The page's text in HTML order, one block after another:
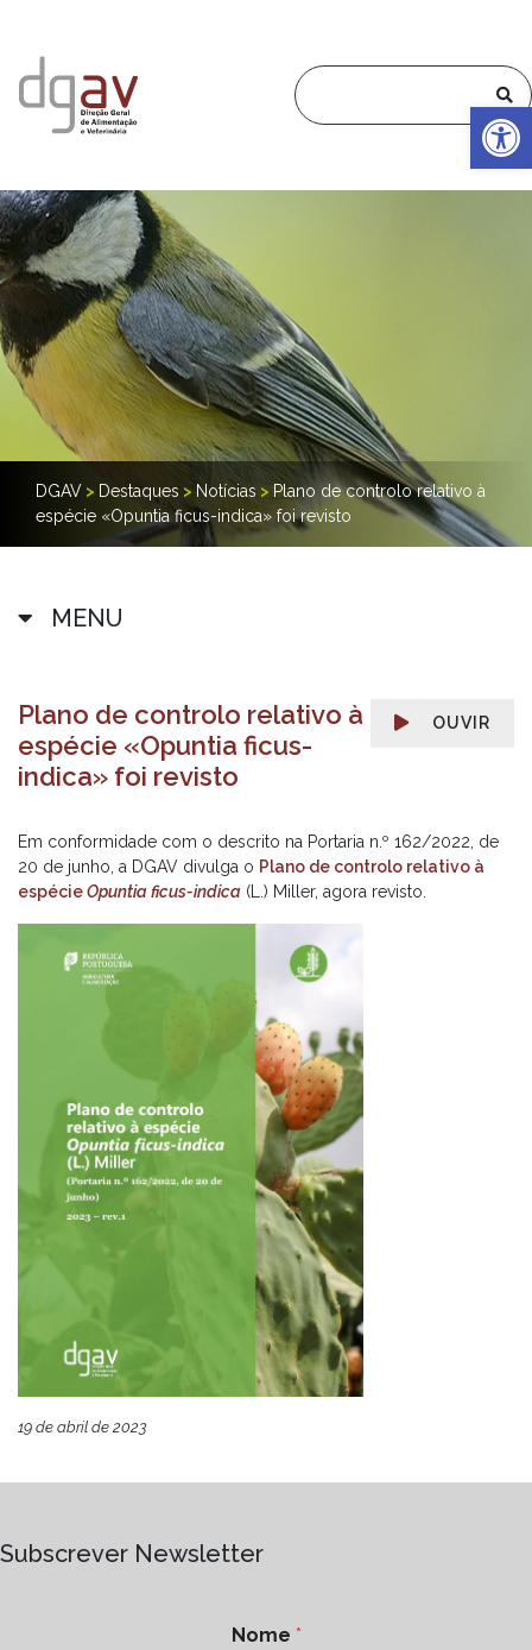
DGAV > Destaques > Notícias > Plano de controlo relativo à
espécie «Opuntia ficus-indica» foi revisto
MENU
OUVIR
Plano de controlo relativo à
espécie «Opuntia ficus-
indica» foi revisto
Em conformidade com o descrito na Portaria n.º 162/2022, de
20 de junho, a DGAV divulga o Plano de controlo relativo à
espécieOpuntia ficus-indica (L.) Miller, agora revisto.
19 de abril de 2023
Subscrever Newsletter
Nome *